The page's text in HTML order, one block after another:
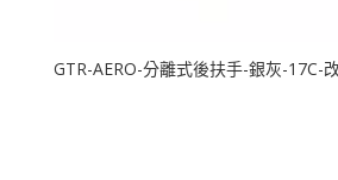
GTR-AERO-分離式後扶手-銀灰-17C-